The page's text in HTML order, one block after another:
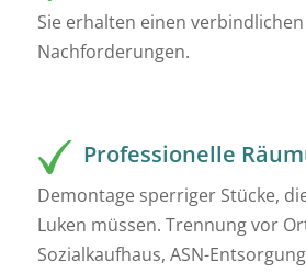
Sie erhalten einen
Nachforderungen.
Professionelle
Demontage sperriger Stücke,
Luken müssen. Trennung vor
Sozialkaufhaus, ASN-